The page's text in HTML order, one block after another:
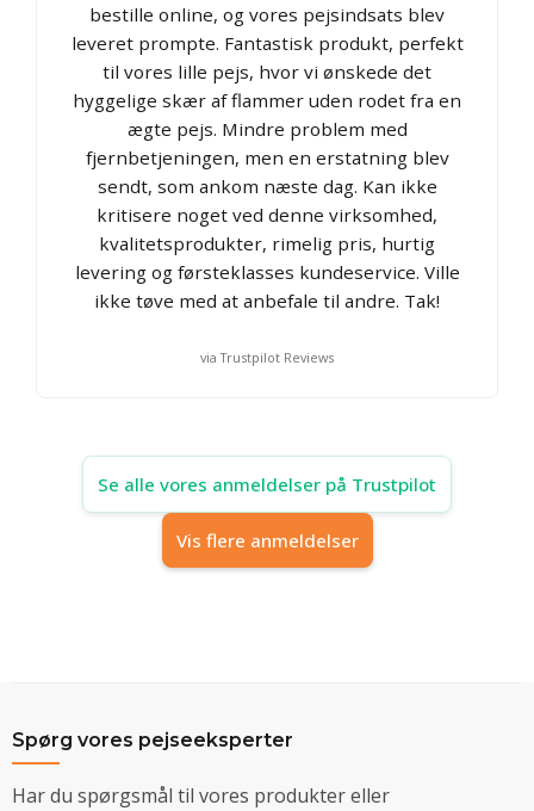
bestille online, og vores pejsindsats blev
leveret prompte. Fantastisk produkt, perfekt
til vores lille pejs, hvor vi ønskede det
hyggelige skær af flammer uden rodet fra en
ægte pejs. Mindre problem med
fjernbetjeningen, men en erstatning blev
sendt, som ankom næste dag. Kan ikke
kritisere noget ved denne virksomhed,
kvalitetsprodukter, rimelig pris, hurtig
levering og førsteklasses kundeservice. Ville
ikke tøve med at anbefale til andre. Tak!
via Trustpilot Reviews
Se alle vores anmeldelser på Trustpilot
Vis flere anmeldelser
Spørg vores pejseeksperter
Har du spørgsmål til vores produkter eller